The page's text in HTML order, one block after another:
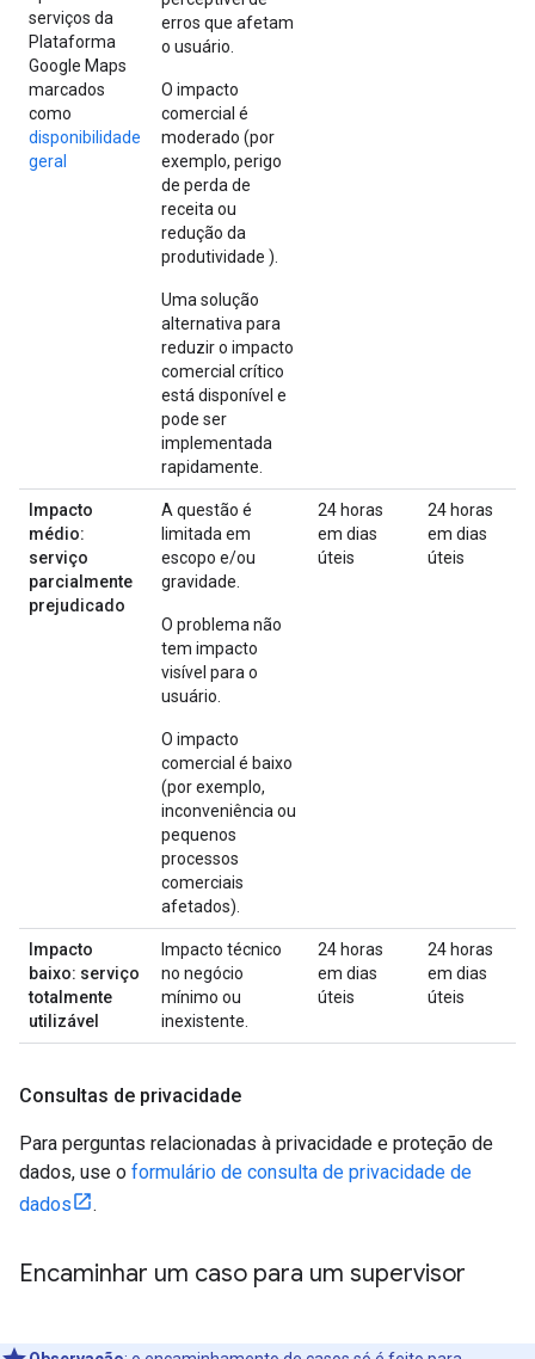
serviços da
Plataforma
Google Maps
marcados
como
disponibilidade
geral
erros que afetam
o usuário.
O impacto
comercial é
moderado (por
exemplo, perigo
de perda de
receita ou
redução da
produtividade ).
Uma solução
alternativa para
reduzir o impacto
comercial crítico
está disponível e
pode ser
implementada
rapidamente.
Impacto
médio:
serviço
parcialmente
prejudicado
A questão é
limitada em
escopo e/ou
gravidade.
O problema não
tem impacto
visível para o
usuário.
O impacto
comercial é baixo
(por exemplo,
inconveniência ou
pequenos
processos
comerciais
afetados).
24 horas
em dias
úteis
24 horas
em dias
úteis
Impacto
baixo: serviço
totalmente
utilizável
Impacto técnico
no negócio
mínimo ou
inexistente.
24 horas
em dias
úteis
24 horas
em dias
úteis
Consultas de privacidade
Para perguntas relacionadas à privacidade e proteção de
dados, use o formulário de consulta de privacidade de
dados
.
Encaminhar um caso para um supervisor